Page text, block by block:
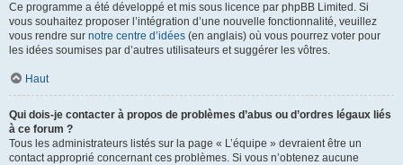
Ce programme a été développé et mis sous licence par phpBB Limited. Si
vous souhaitez proposer l’intégration d’une nouvelle fonctionnalité, veuillez
vous rendre sur notre centre d’idées (en anglais) où vous pourrez voter pour
les idées soumises par d’autres utilisateurs et suggérer les vôtres.
Haut
Qui dois-je contacter à propos de problèmes d’abus ou d’ordres légaux liés
à ce forum ?
Tous les administrateurs listés sur la page « L’équipe » devraient être un
contact approprié concernant ces problèmes. Si vous n’obtenez aucune